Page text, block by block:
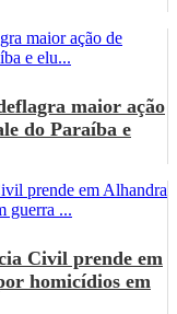
maior ação
do Paraíba e
Civil prende em
homicídios em